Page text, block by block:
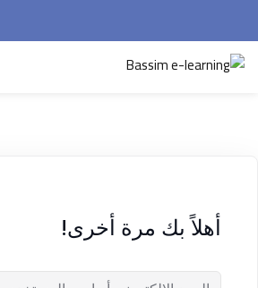
أهلاً بك مرة أخرى!
تسجيل الدخول